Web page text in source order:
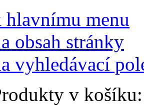
menu
obsah stránky
vyhledávací
v